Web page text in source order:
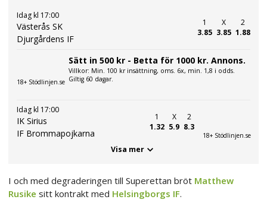
Idag kl 17:00
Västerås SK
Djurgårdens IF
1
3.85
X
3.85
2
1.88
18+ Stödlinjen.se
Sätt in 500 kr - Betta för 1000 kr. Annons.
Villkor: Min. 100 kr insättning, oms. 6x, min. 1,8 i odds.
Giltig 60 dagar.
Idag kl 17:00
IK Sirius
IF Brommapojkarna
1
1.32
X
5.9
2
8.3
18+ Stödlinjen.se
Visa mer
I och med degraderingen till Superettan bröt Matthew
Rusike sitt kontrakt med Helsingborgs IF.